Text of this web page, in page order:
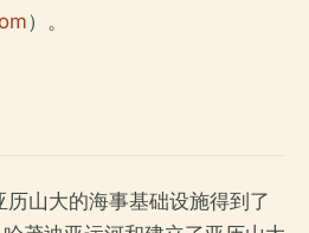
）。
山大的海事基础设施得到了